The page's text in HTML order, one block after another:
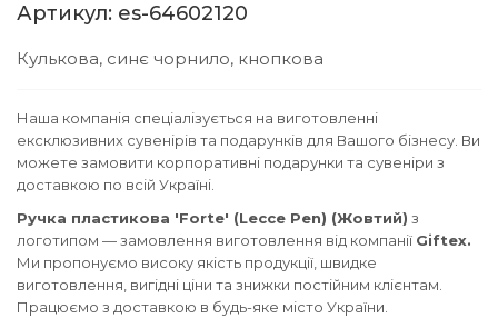
Артикул: es-64602120
Кулькова, синє чорнило, кнопкова
Наша компанія спеціалізується на виготовленні
ексклюзивних сувенірів та подарунків для Вашого бізнесу. Ви
можете замовити корпоративні подарунки та сувеніри з
доставкою по всій Україні.
Ручка пластикова 'Forte' (Lecce Pen) (Жовтий) з
логотипом — замовлення виготовлення від компанії Giftex.
Ми пропонуємо високу якість продукції, швидке
виготовлення, вигідні ціни та знижки постійним клієнтам.
Працюємо з доставкою в будь-яке місто України.